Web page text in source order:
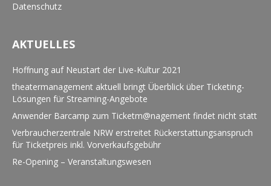
Datenschutz
AKTUELLES
Hoffnung auf Neustart der Live-Kultur 2021
theatermanagement aktuell bringt Überblick über Ticketing-
Lösungen für Streaming-Angebote
Anwender Barcamp zum Ticketm@nagement findet nicht statt
Verbraucherzentrale NRW erstreitet Rückerstattungsanspruch
für Ticketpreis inkl. Vorverkaufsgebühr
Re-Opening – Veranstaltungswesen